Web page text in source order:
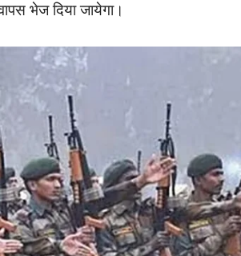
भेज दिया जायेगा।